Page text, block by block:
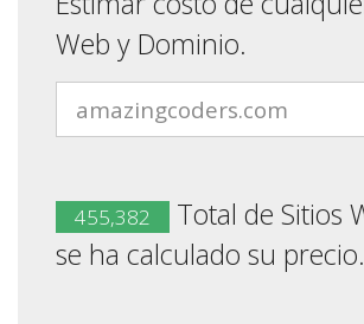
Web y Dominio.
455,382
Total de Sitios
se ha calculado su precio.